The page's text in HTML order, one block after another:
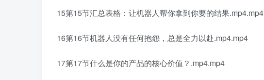
15第15节汇总表格：让机器人帮你拿到你要的结果.mp4.mp4
16第16节机器人没有任何抱怨，总是全力以赴.mp4.mp4
17第17节什么是你的产品的核心价值？.mp4.mp4